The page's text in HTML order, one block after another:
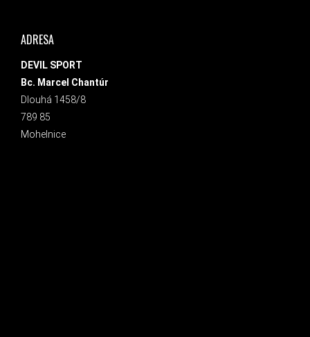
ADRESA
DEVIL SPORT
Bc. Marcel Chantúr
Dlouhá 1458/8
789 85
Mohelnice